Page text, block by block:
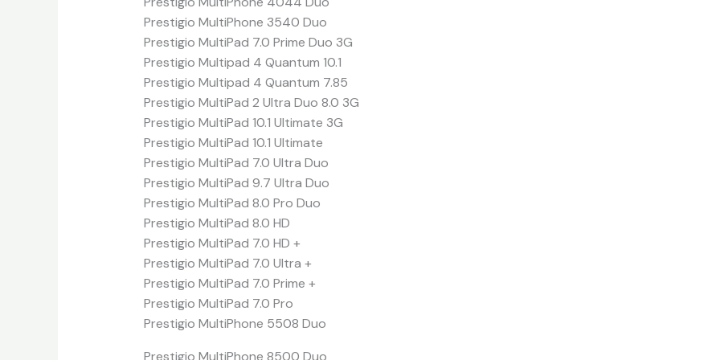
Prestigio MultiPhone 3540 Duo
Prestigio MultiPad 7.0 Prime Duo 3G
Prestigio Multipad 4 Quantum 10.1
Prestigio Multipad 4 Quantum 7.85
Prestigio MultiPad 2 Ultra Duo 8.0 3G
Prestigio MultiPad 10.1 Ultimate 3G
Prestigio MultiPad 10.1 Ultimate
Prestigio MultiPad 7.0 Ultra Duo
Prestigio MultiPad 9.7 Ultra Duo
Prestigio MultiPad 8.0 Pro Duo
Prestigio MultiPad 8.0 HD
Prestigio MultiPad 7.0 HD +
Prestigio MultiPad 7.0 Ultra +
Prestigio MultiPad 7.0 Prime +
Prestigio MultiPad 7.0 Pro
Prestigio MultiPhone 5508 Duo
Prestigio MultiPhone 8500 Duo